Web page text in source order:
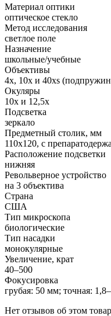
Материал оптики
оптическое стекло
Метод исследования
светлое поле
Назначение
школьные/учебные
Объективы
4x, 10x и 40xs
Окуляры
10x и 12,5x
Подсветка
зеркало
Предметный столик, мм
110x120, с
Расположение подсветки
нижняя
Револьверное устройство
на 3 объектива
Страна
США
Тип микроскопа
биологические
Тип насадки
монокулярные
Увеличение, крат
40–500
Фокусировка
грубая: 50 мм; точная:
Нет отзывов об этом